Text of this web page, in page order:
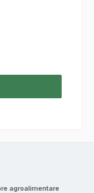
agroalimentare